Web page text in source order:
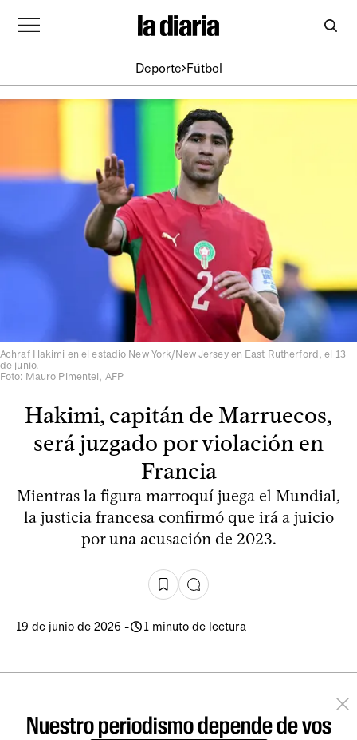
Deporte Fútbol
Achraf Hakimi en el estadio New York/New Jersey en East Rutherford, el 13
de junio.
Foto: Mauro Pimentel, AFP
Hakimi, capitán de Marruecos,
será juzgado por violación en
Francia
Mientras la figura marroquí juega el Mundial,
la justicia francesa confirmó que irá a juicio
por una acusación de 2023.
19 de junio de 2026 - 1 minuto de lectura
Nuestro periodismo depende de vos